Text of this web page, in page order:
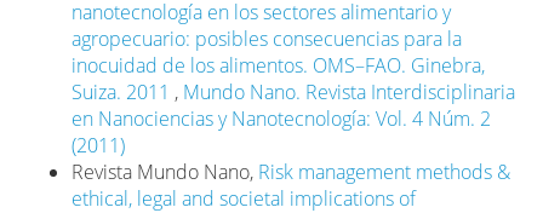
nanotecnología en los sectores alimentario y
agropecuario: posibles consecuencias para la
inocuidad de los alimentos. OMS–FAO. Ginebra,
Suiza. 2011 , Mundo Nano. Revista Interdisciplinaria
en Nanociencias y Nanotecnología: Vol. 4 Núm. 2
(2011)
Revista Mundo Nano, Risk management methods &
ethical, legal and societal implications of